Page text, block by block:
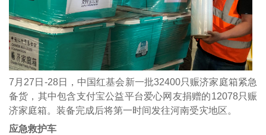
7月27日-28日，中国红基会新一批32400只赈济家庭箱紧急
备货，其中包含支付宝公益平台爱心网友捐赠的12078只赈
济家庭箱。装备完成后将第一时间发往河南受灾地区。
应急救护车